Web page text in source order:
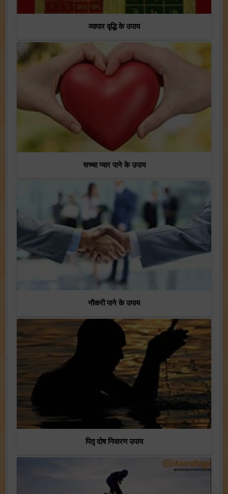
व्यापार वृद्धि के उपाय
सच्चा प्यार पाने के उपाय
नौकरी पाने के उपाय
पितृ दोष निवारण उपाय